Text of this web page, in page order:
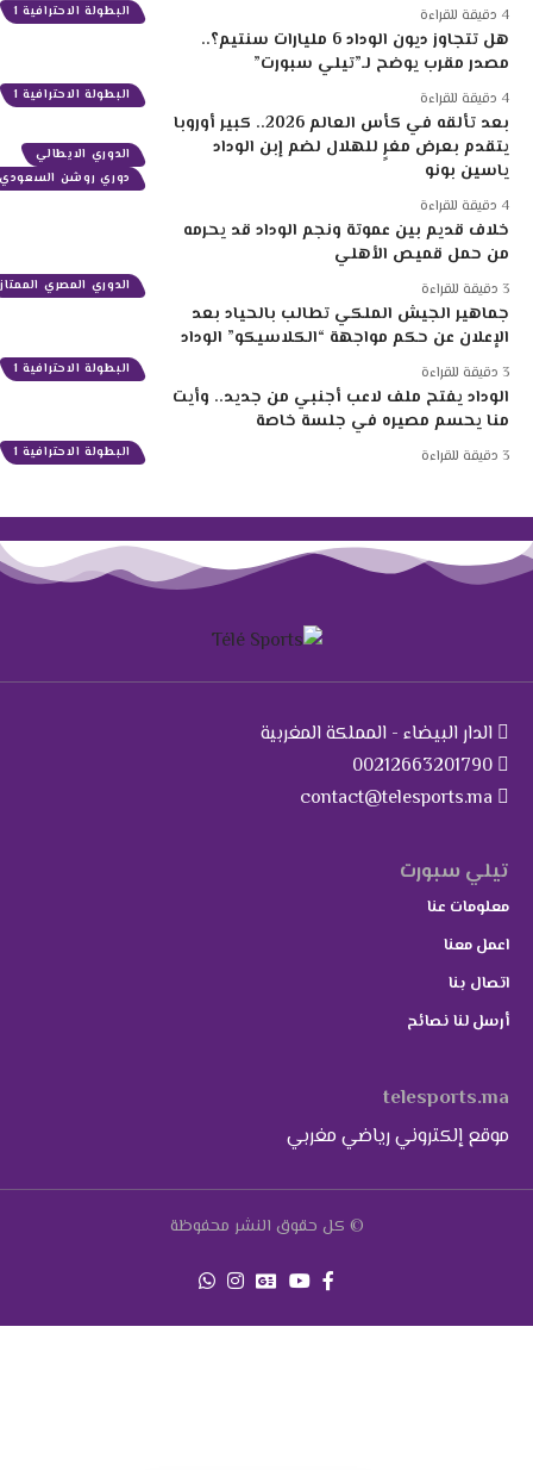
البطولة الاحترافية 1
البطولة الاحترافية 1
هل تتجاوز ديون الوداد 6 مليارات سنتيم؟..
مصدر مقرب يوضح لـ”تيلي سبورت”
الدوري الايطالي
دوري روشن السعودي
بعد تألقه في كأس العالم 2026.. كبير أوروبا
يتقدم بعرض مغرٍ للهلال لضم إبن الوداد
ياسين بونو
الدوري المصري الممتاز
خلاف قديم بين عموتة ونجم الوداد قد يحرمه
من حمل قميص الأهلي
البطولة الاحترافية 1
جماهير الجيش الملكي تطالب بالحياد بعد
الإعلان عن حكم مواجهة “الكلاسيكو” الوداد
البطولة الاحترافية 1
الوداد يفتح ملف لاعب أجنبي من جديد.. وأيت
منا يحسم مصيره في جلسة خاصة
الدار البيضاء - المملكة المغربية
00212663201790
contact@telesports.ma
تيلي سبورت
معلومات عنا
اعمل معنا
اتصال بنا
أرسل لنا نصائح
telesports.ma
موقع إلكتروني رياضي مغربي
© كل حقوق النشر محفوظة